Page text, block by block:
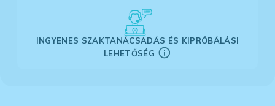
INGYENES SZAKTANÁCSADÁS ÉS KIPRÓBÁLÁSI
LEHETŐSÉG